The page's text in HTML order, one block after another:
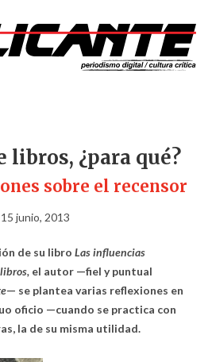
libros, ¿para qué?
sobre el recensor
junio, 2013
de su libro Las influencias
el autor —fiel y puntual
— se plantea varias reflexiones en
oficio —cuando se practica con
la de su misma utilidad.